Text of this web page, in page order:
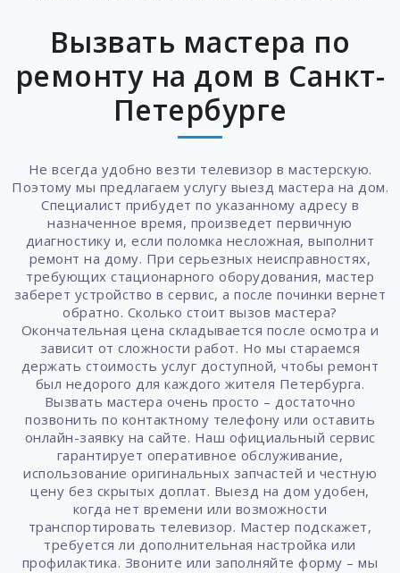
Вызвать мастера по
ремонту на дом в Санкт-
Петербурге
Не всегда удобно везти телевизор в мастерскую.
Поэтому мы предлагаем услугу выезд мастера на дом.
Специалист прибудет по указанному адресу в
назначенное время, произведет первичную
диагностику и, если поломка несложная, выполнит
ремонт на дому. При серьезных неисправностях,
требующих стационарного оборудования, мастер
заберет устройство в сервис, а после починки вернет
обратно. Сколько стоит вызов мастера?
Окончательная цена складывается после осмотра и
зависит от сложности работ. Но мы стараемся
держать стоимость услуг доступной, чтобы ремонт
был недорого для каждого жителя Петербурга.
Вызвать мастера очень просто – достаточно
позвонить по контактному телефону или оставить
онлайн-заявку на сайте. Наш официальный сервис
гарантирует оперативное обслуживание,
использование оригинальных запчастей и честную
цену без скрытых доплат. Выезд на дом удобен,
когда нет времени или возможности
транспортировать телевизор. Мастер подскажет,
требуется ли дополнительная настройка или
профилактика. Звоните или заполняйте форму – мы